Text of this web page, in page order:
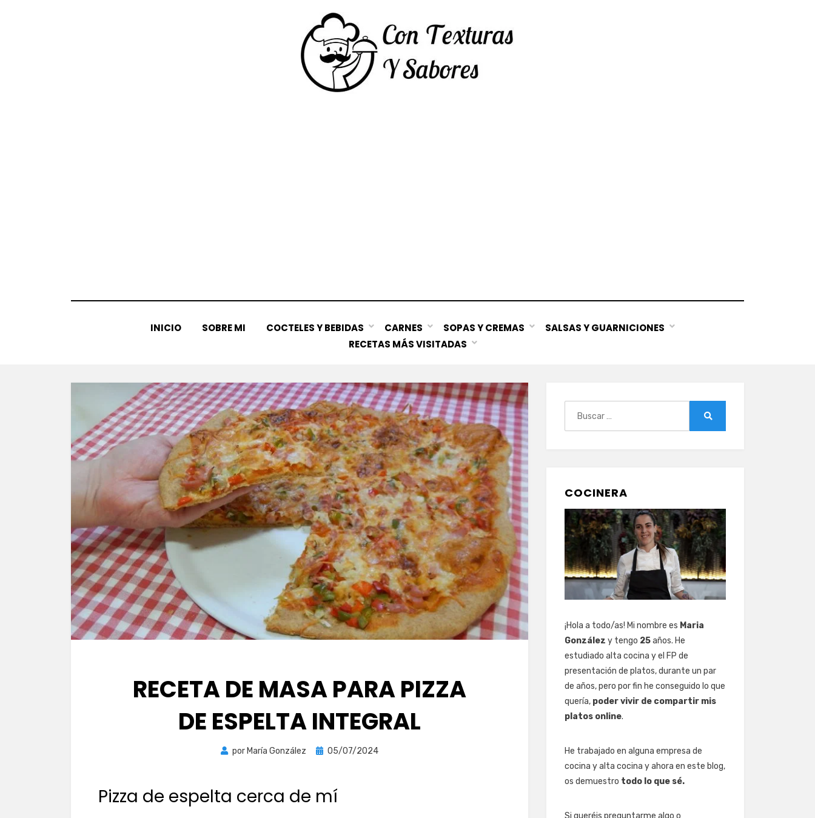
INICIO SOBRE MI COCTELES Y BEBIDAS CARNES SOPAS Y CREMAS
SALSAS Y GUARNICIONES
RECETAS MÁS VISITADAS
RECETA DE MASA PARA PIZZA
DE ESPELTA INTEGRAL
por María González
Publicada
05/07/2024
Pizza de espelta cerca de mí
COCINERA
¡Hola a todo/as! Mi nombre es Maria
González y tengo 25años. He
estudiado alta cocina y el FP de
presentación de platos, durante un par
de años, pero por fin he conseguido lo que
quería, poder vivir de compartir mis
platos online.
He trabajado en alguna empresa de
cocina y alta cocina y ahora en este blog,
os demuestro todo lo que sé.
Si queréis preguntarme algo o